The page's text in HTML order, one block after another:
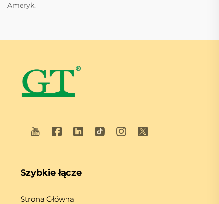
Ameryk.
Szybkie łącze
Strona Główna